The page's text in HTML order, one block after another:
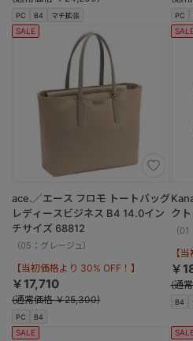
PC B4 マチ拡張 PC
SALE
PC B4
ace.／エース フロモ トートバッグ
レディースビジネス B4 14.0イン
チサイズ 68812
（05：グレージュ）
【当初価格より 30% OFF！】
￥17,710
(通常価格 ￥25,300) B4
ク
（
【
￥
(通
SALE